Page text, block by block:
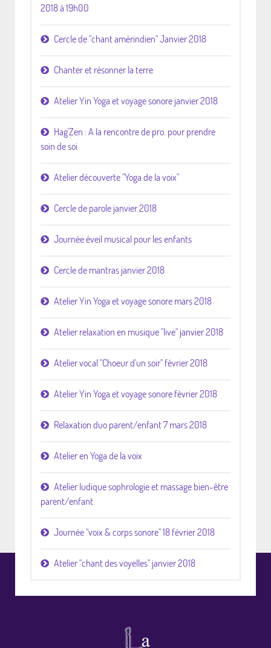
2018 à 19h00
Cercle de "chant amérindien" Janvier 2018
Chanter et résonner la terre
Atelier Yin Yoga et voyage sonore janvier 2018
Hag'Zen : A la rencontre de pro. pour prendre
soin de soi
Atelier découverte "Yoga de la voix"
Cercle de parole janvier 2018
Journée éveil musical pour les enfants
Cercle de mantras janvier 2018
Atelier Yin Yoga et voyage sonore mars 2018
Atelier relaxation en musique "live" janvier 2018
Atelier vocal "Choeur d'un soir" février 2018
Atelier Yin Yoga et voyage sonore février 2018
Relaxation duo parent/enfant 7 mars 2018
Atelier en Yoga de la voix
Atelier ludique sophrologie et massage bien-être
parent/enfant
Journée "voix & corps sonore" 18 février 2018
Atelier "chant des voyelles" janvier 2018